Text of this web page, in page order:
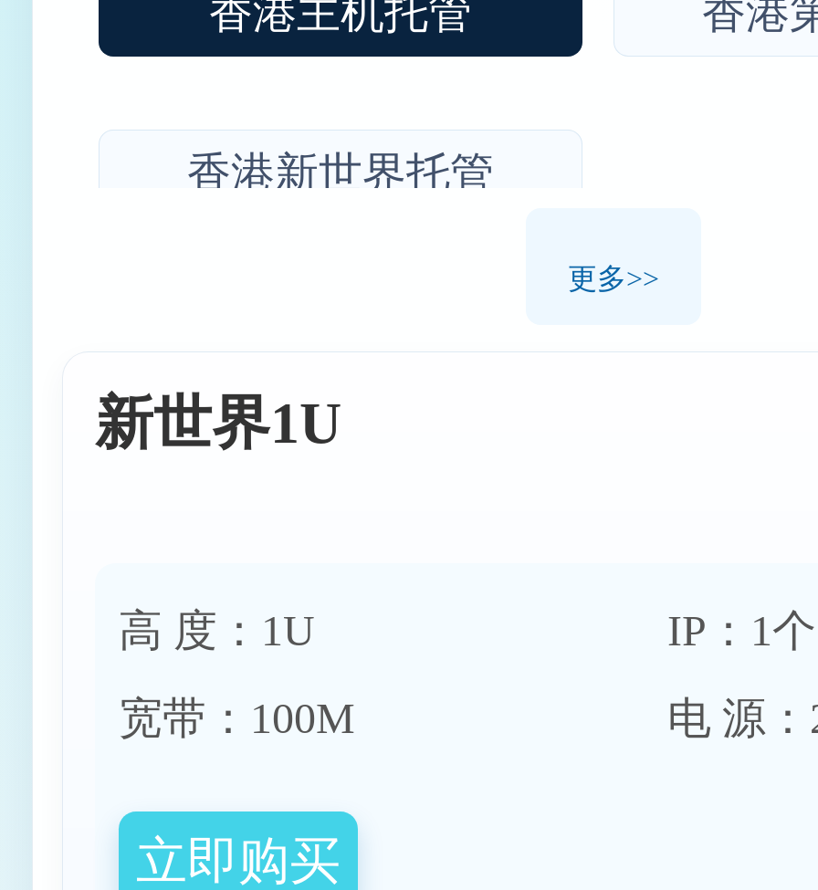
香港主机托管 香港
香港新世界托管
更多>>
新世界1U
高 度：1U
宽带：100M
IP：1个
电 源
立即购买